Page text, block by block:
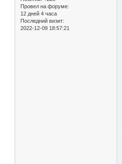
Провел на форуме:
12 дней 4 часа
Последний визит:
2022-12-09 18:57:21